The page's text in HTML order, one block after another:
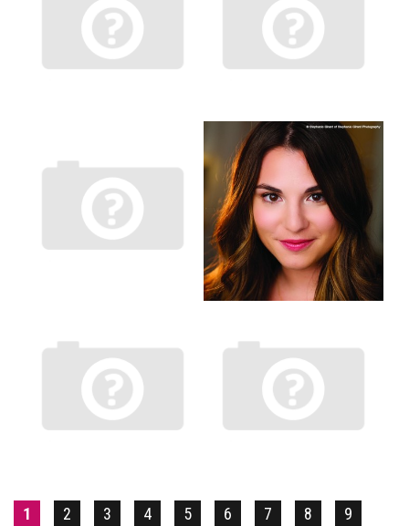
1 2 3 4 5 6 7 8 9